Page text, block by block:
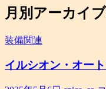
月別アーカイブ
装備関連
イルシオン・オー